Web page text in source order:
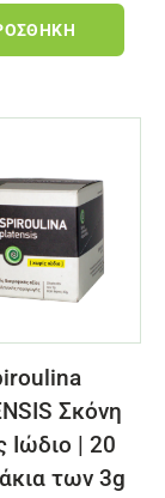
Σκόνη
Ιώδιο | 20
των 3g